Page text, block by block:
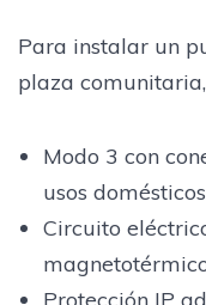
Para instalar un
plaza
Modo 3 con
usos
Circuito
Protección IP